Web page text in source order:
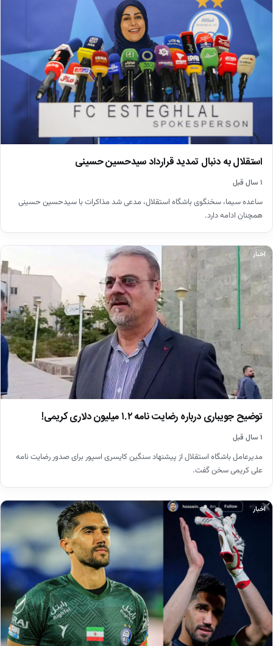
استقلال به دنبال تمدید قرارداد سیدحسین حسینی
۱ سال قبل
ساعده سیما، سخنگوی باشگاه استقلال، مدعی شد مذاکرات با سیدحسین حسینی
همچنان ادامه دارد.
اخبار
توضیح جویباری درباره رضایت نامه ۱.۲ میلیون دلاری کریمی!
۱ سال قبل
مدیرعامل باشگاه استقلال از پیشنهاد سنگین کایسری اسپور برای صدور رضایت نامه
علی کریمی سخن گفت.
اخبار